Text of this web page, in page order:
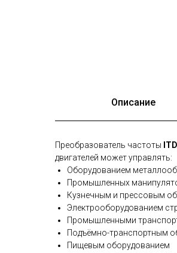
Описание
Преобразователь частоты
двигателей может управлять:
Оборудованием
Промышленных
Кузнечным и прессовым
Электрооборудованием
Промышленными
Подъёмно-транспортным
Пищевым оборудованием